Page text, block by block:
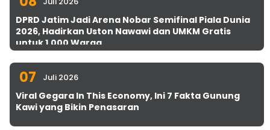
DPRD Jatim Jadi Arena Nobar Semifinal Piala Dunia
2026, Hadirkan Uston Nawawi dan UMKM Gratis
untuk 1.000 Warga
07 Juli 2026
Viral Gegara In This Economy, Ini 7 Fakta Gunung
Kawi yang Bikin Penasaran